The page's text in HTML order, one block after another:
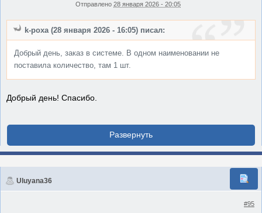
Отправлено 28 января 2026 - 20:05
k-poxa (28 января 2026 - 16:05) писал:
Добрый день, заказ в системе. В одном наименовании не
поставила количество, там 1 шт.
Добрый день! Спасибо.
Uluyana36
#95